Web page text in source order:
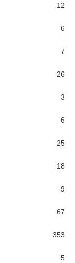
12
6
7
26
3
6
25
18
9
67
353
5